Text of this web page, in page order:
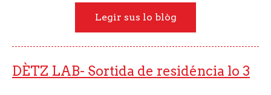
Legir sus lo blòg
DÈTZ LAB- Sortida de residéncia lo 3